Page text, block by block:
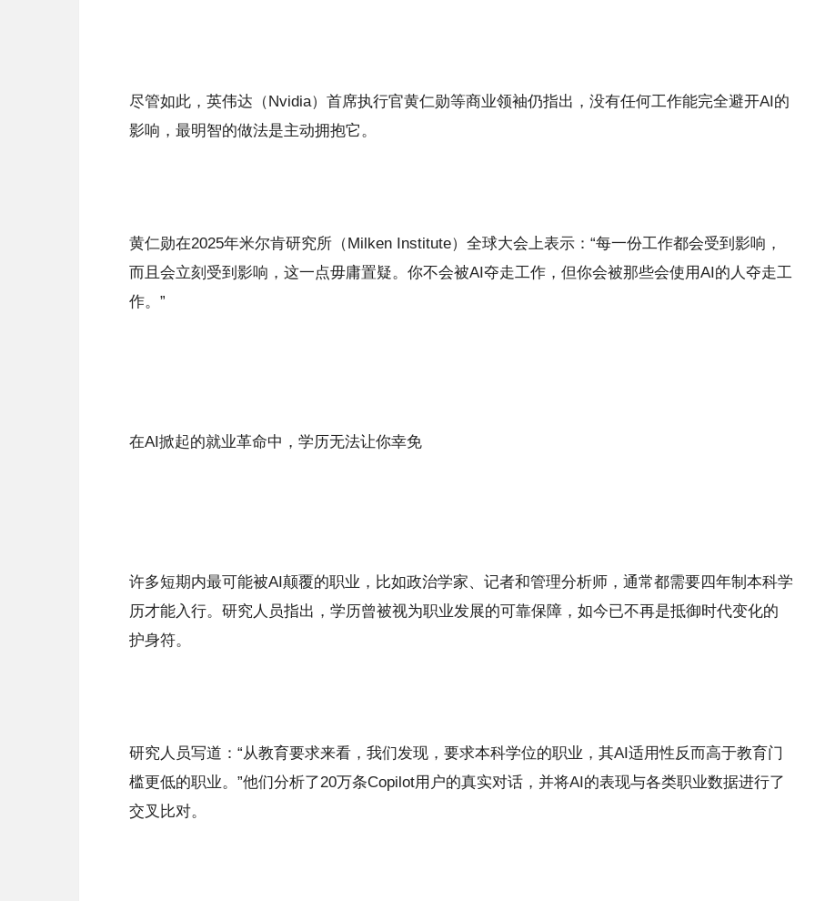
尽管如此，英伟达（Nvidia）首席执行官黄仁勋等商业领袖仍指出，没有任何工作能完全避开AI的
影响，最明智的做法是主动拥抱它。
黄仁勋在2025年米尔肯研究所（Milken Institute）全球大会上表示：“每一份工作都会受到影响，
而且会立刻受到影响，这一点毋庸置疑。你不会被AI夺走工作，但你会被那些会使用AI的人夺走工
作。”
在AI掀起的就业革命中，学历无法让你幸免
许多短期内最可能被AI颠覆的职业，比如政治学家、记者和管理分析师，通常都需要四年制本科学
历才能入行。研究人员指出，学历曾被视为职业发展的可靠保障，如今已不再是抵御时代变化的
护身符。
研究人员写道：“从教育要求来看，我们发现，要求本科学位的职业，其AI适用性反而高于教育门
槛更低的职业。”他们分析了20万条Copilot用户的真实对话，并将AI的表现与各类职业数据进行了
交叉比对。